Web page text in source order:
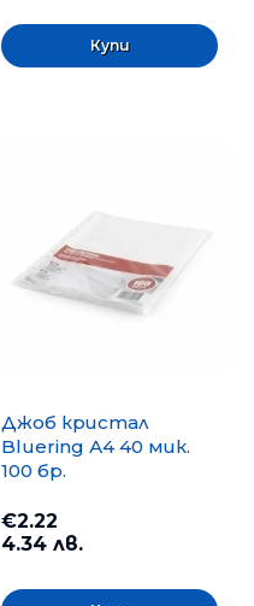
Джоб кристал
Bluering А4 40 мик.
100 бр.
€2.22
4.34 лв.